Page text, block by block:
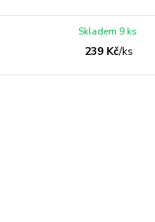
239 Kč/ks
Skladem 9 ks